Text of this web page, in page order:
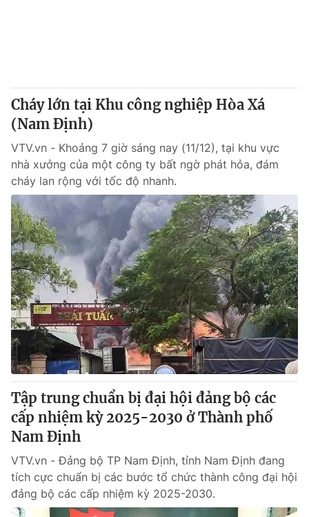
Cháy lớn tại Khu công nghiệp Hòa Xá
(Nam Định)
VTV.vn - Khoảng 7 giờ sáng nay (11/12), tại khu vực
nhà xưởng của một công ty bất ngờ phát hỏa, đám
cháy lan rộng với tốc độ nhanh.
Tập trung chuẩn bị đại hội đảng bộ các
cấp nhiệm kỳ 2025-2030 ở Thành phố
Nam Định
VTV.vn - Đảng bộ TP Nam Định, tỉnh Nam Định đang
tích cực chuẩn bị các bước tổ chức thành công đại hội
đảng bộ các cấp nhiệm kỳ 2025-2030.